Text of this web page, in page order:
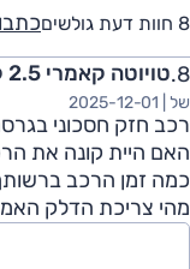
8 חוות דעת גולשים
טויוטה קאמרי 2.5 ל' היברידי, אוט', LE, 2020
של | 2025-12-01
רכב חזק חסכוני
האם היית קונה את
כמה זמן הרכב
מהי צריכת הדלק